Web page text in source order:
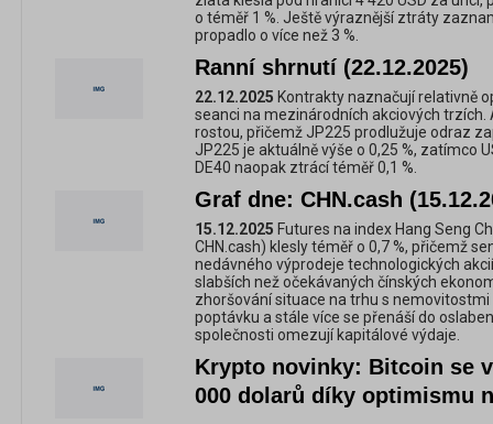
o téměř 1 %. Ještě výraznější ztráty
propadlo o více než 3 %.
Ranní shrnutí (22.12.2025)
22.12.2025 Kontrakty naznačují relativně
seanci na mezinárodních akciových
rostou, přičemž JP225 prodlužuje odraz
JP225 je aktuálně výše o 0,25 %, zatímco
DE40 naopak ztrácí téměř 0,1 %.
Graf dne: CHN.cash
15.12.2025 Futures na index Hang Seng
CHN.cash) klesly téměř o 0,7 %, přičemž
nedávného výprodeje technologických
slabších než očekávaných čínských
zhoršování situace na trhu s
poptávku a stále více se přenáší do
společnosti omezují kapitálové výdaje.
Krypto novinky: Bitcoin se
000 dolarů díky optimismu